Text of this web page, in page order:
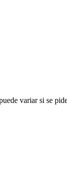
variar si se